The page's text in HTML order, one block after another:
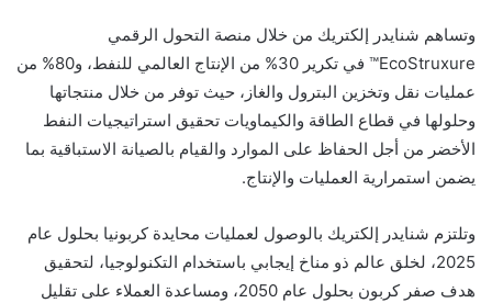
وتساهم شنايدر إلكتريك من خلال منصة التحول الرقمي
EcoStruxure
™ في تكرير 30% من الإنتاج العالمي للنفط، و80% من
عمليات نقل وتخزين البترول والغاز، حيث توفر من خلال منتجاتها
وحلولها في قطاع الطاقة والكيماويات تحقيق استراتيجيات النفط
الأخضر من أجل الحفاظ على الموارد والقيام بالصيانة الاستباقية بما
يضمن استمرارية العمليات والإنتاج.
وتلتزم شنايدر إلكتريك بالوصول لعمليات محايدة كربونيا بحلول عام
2025، لخلق عالم ذو مناخ إيجابي باستخدام التكنولوجيا، لتحقيق
هدف صفر كربون بحلول عام 2050، ومساعدة العملاء على تقليل